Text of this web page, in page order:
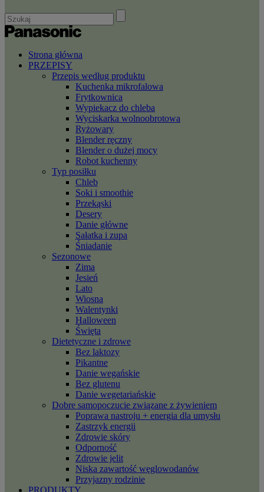
Strona główna
PRZEPISY
Przepis według produktu
Kuchenka mikrofalowa
Frytkownica
Wypiekacz do chleba
Wyciskarka wolnoobrotowa
Ryżowary
Blender ręczny
Blender o dużej mocy
Robot kuchenny
Typ posiłku
Chleb
Soki i smoothie
Przekąski
Desery
Danie główne
Sałatka i zupa
Śniadanie
Sezonowe
Zima
Jesień
Lato
Wiosna
Walentynki
Halloween
Święta
Dietetyczne i zdrowe
Bez laktozy
Pikantne
Danie wegańskie
Bez glutenu
Danie wegetariańskie
Dobre samopoczucie związane z żywieniem
Poprawa nastroju + energia dla umysłu
Zastrzyk energii
Zdrowie skóry
Odporność
Zdrowie jelit
Niska zawartość węglowodanów
Przyjazny rodzinie
PRODUKTY